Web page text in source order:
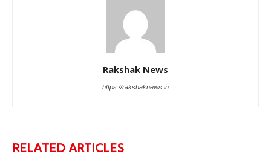
Rakshak News
https://rakshaknews.in
RELATED ARTICLES